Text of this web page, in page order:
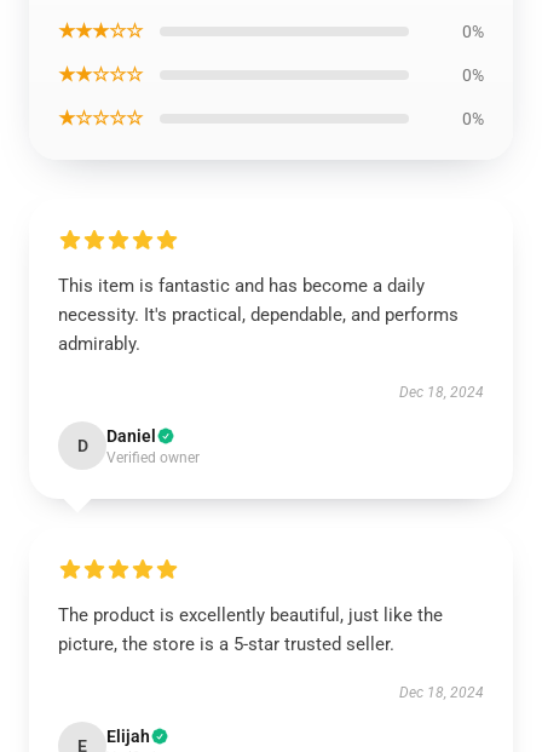
★★★☆☆ 0%
★★☆☆☆ 0%
★☆☆☆☆ 0%
This item is fantastic and has become a daily
necessity. It's practical, dependable, and performs
admirably.
Dec 18, 2024
D Daniel
Verified owner
The product is excellently beautiful, just like the
picture, the store is a 5-star trusted seller.
Dec 18, 2024
E Elijah